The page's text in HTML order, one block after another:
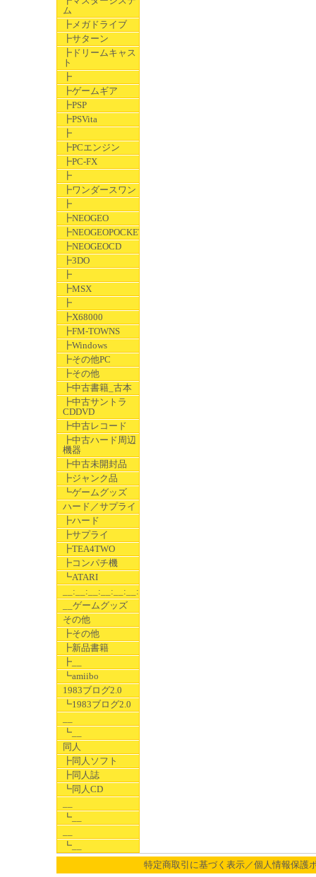
ム
┣メガドライブ
┣サターン
┣ドリームキャス
ト
┣
┣ゲームギア
┣PSP
┣PSVita
┣
┣PCエンジン
┣PC-FX
┣
┣ワンダースワン
┣
┣NEOGEO
┣NEOGEOPOCKET
┣NEOGEOCD
┣3DO
┣
┣MSX
┣
┣X68000
┣FM-TOWNS
┣Windows
┣その他PC
┣その他
┣中古書籍_古本
┣中古サントラ
CDDVD
┣中古レコード
┣中古ハード周辺
機器
┣中古未開封品
┣ジャンク品
┗ゲームグッズ
ハード／サプライ
┣ハード
┣サプライ
┣TEA4TWO
┣コンパチ機
┗ATARI
__:__:__:__:__:__:__
__ゲームグッズ
その他
┣その他
┣新品書籍
┣__
┗amiibo
1983ブログ2.0
┗1983ブログ2.0
┗__
同人
┣同人ソフト
┣同人誌
┗同人CD
┗__
┗__
特定商取引に基づく表示／個人情報保護